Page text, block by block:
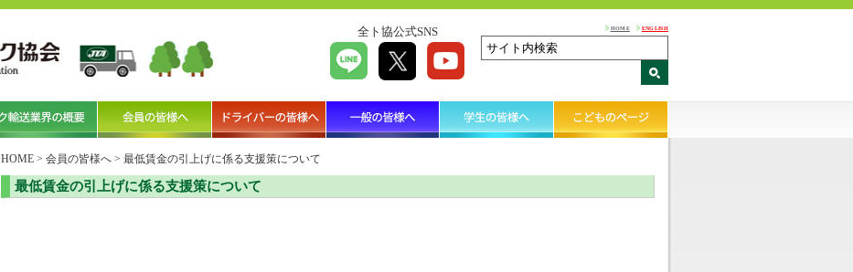
全ト協公式SNS HOME ENGLISH
HOME > 会員の皆様へ > 最低賃金の引上げに係る支援策について
最低賃金の引上げに係る支援策について